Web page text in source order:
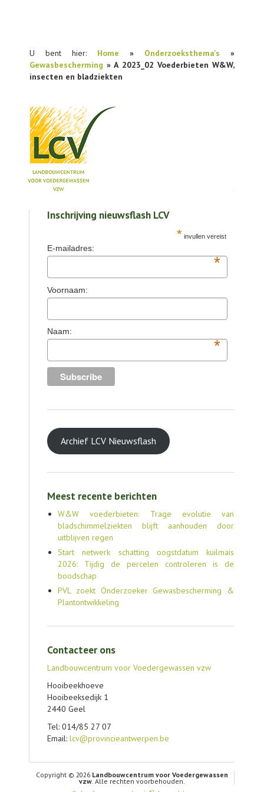
U bent hier: Home » Onderzoeksthema's »
Gewasbescherming » A 2023_02 Voederbieten W&W,
insecten en bladziekten
PUBLICATIES
AGENDA
OVER LCV
Inschrijving nieuwsflash LCV
* invullen vereist
E-mailadres:
*
Voornaam:
Naam:
*
Archief LCV Nieuwsflash
Meest recente berichten
W&W voederbieten: Trage evolutie van
bladschimmelziekten blijft aanhouden door
uitblijven regen
Start netwerk schatting oogstdatum kuilmais
2026: Tijdig de percelen controleren is de
boodschap
PVL zoekt Onderzoeker Gewasbescherming &
Plantontwikkeling
Contacteer ons
Landbouwcentrum voor Voedergewassen vzw
Hooibeekhoeve
Hooibeeksedijk 1
2440 Geel
Tel: 014/85 27 07
Email: lcv@provincieantwerpen.be
Copyright © 2026 Landbouwcentrum voor Voedergewassen
vzw. Alle rechten voorbehouden.